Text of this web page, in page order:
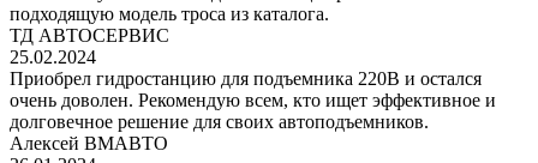
подходящую модель троса из каталога.
ТД АВТОСЕРВИС
25.02.2024
Приобрел гидростанцию для подъемника 220В и остался
очень доволен. Рекомендую всем, кто ищет эффективное и
долговечное решение для своих автоподъемников.
Алексей ВМАВТО